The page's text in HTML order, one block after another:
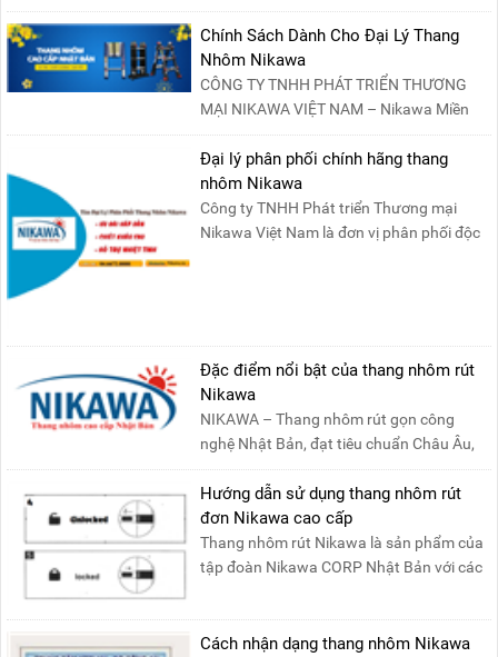
khai mạc “Triể....
Chính Sách Dành Cho Đại Lý Thang
Nhôm Nikawa
CÔNG TY TNHH PHÁT TRIỂN THƯƠNG
MẠI NIKAWA VIỆT NAM – Nikawa Miền
Bắc: Số 19, Đường Trung ....
Đại lý phân phối chính hãng thang
nhôm Nikawa
Công ty TNHH Phát triển Thương mại
Nikawa Việt Nam là đơn vị phân phối độc
Đặc điểm nổi bật của thang nhôm rút
Nikawa
NIKAWA – Thang nhôm rút gọn công
nghệ Nhật Bản, đạt tiêu chuẩn Châu Âu,
đảm bảo sự an toàn tuy....
Hướng dẫn sử dụng thang nhôm rút
đơn Nikawa cao cấp
Thang nhôm rút Nikawa là sản phẩm của
tập đoàn Nikawa CORP Nhật Bản với các
Cách nhận dạng thang nhôm Nikawa